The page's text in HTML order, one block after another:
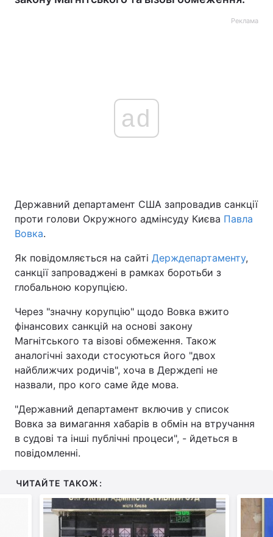
Реклама
ad
Державний департамент США запровадив санкції
проти голови Окружного адмінсуду Києва Павла
Вовка.
Як повідомляється на сайті Держдепартаменту,
санкції запроваджені в рамках боротьби з
глобальною корупцією.
Через "значну корупцію" щодо Вовка вжито
фінансових санкцій на основі закону
Магнітського та візові обмеження. Також
аналогічні заходи стосуються його "двох
найближчих родичів", хоча в Держдепі не
назвали, про кого саме йде мова.
"Державний департамент включив у список
Вовка за вимагання хабарів в обмін на втручання
в судові та інші публічні процеси", - йдеться в
повідомленні.
ЧИТАЙТЕ ТАКОЖ: